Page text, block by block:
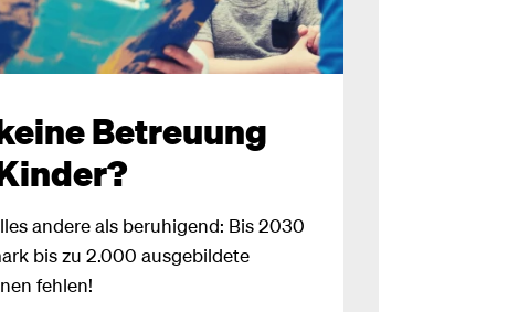
Betreuung
andere als beruhigend: Bis 2030
bis zu 2.000 ausgebildete
fehlen!